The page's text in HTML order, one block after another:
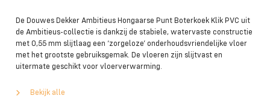
De Douwes Dekker Ambitieus Hongaarse Punt Boterkoek Klik PVC uit
de Ambitieus-collectie is dankzij de stabiele, watervaste constructie
met 0,55 mm slijtlaag een ‘zorgeloze’ onderhoudsvriendelijke vloer
met het grootste gebruiksgemak. De vloeren zijn slijtvast en
uitermate geschikt voor vloerverwarming.
Bekijk alle